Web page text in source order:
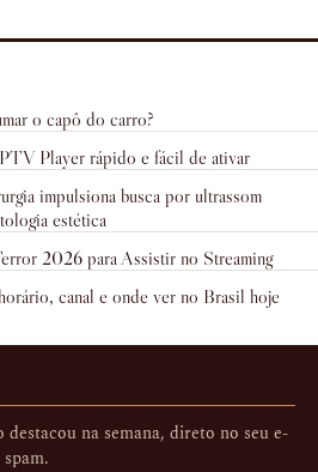
o capô do carro?
Player rápido e fácil de ativar
impulsiona busca por ultrassom
estética
2026 para Assistir no Streaming
canal e onde ver no Brasil hoje
na semana, direto no seu e-